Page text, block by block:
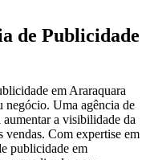
de Publicidade
em Araraquara
negócio. Uma agência de
a visibilidade da
vendas. Com expertise em
publicidade em